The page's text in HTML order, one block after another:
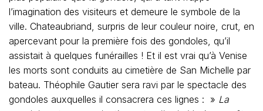
l’imagination des visiteurs et demeure le symbole de la
ville. Chateaubriand, surpris de leur couleur noire, crut, en
apercevant pour la première fois des gondoles, qu’il
assistait à quelques funérailles ! Et il est vrai qu’à Venise
les morts sont conduits au cimetière de San Michelle par
bateau. Théophile Gautier sera ravi par le spectacle des
gondoles auxquelles il consacrera ces lignes : » La